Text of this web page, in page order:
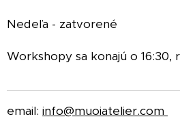
Nedeľa - zatvorené
Workshopy sa konajú o 16:30,
email: info@muoiatelier.com